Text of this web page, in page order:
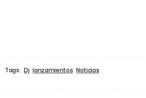
Tags: Dj lanzamientos Noticias